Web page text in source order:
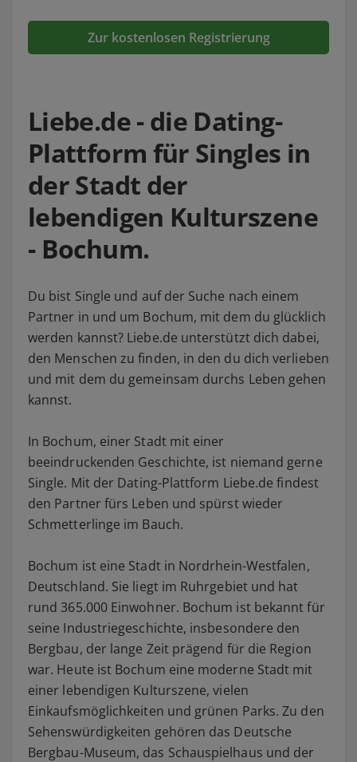
Zur kostenlosen Registrierung
Liebe.de - die Dating-
Plattform für Singles in
der Stadt der
lebendigen Kulturszene
- Bochum.
Du bist Single und auf der Suche nach einem
Partner in und um Bochum, mit dem du glücklich
werden kannst? Liebe.de unterstützt dich dabei,
den Menschen zu finden, in den du dich verlieben
und mit dem du gemeinsam durchs Leben gehen
kannst.
In Bochum, einer Stadt mit einer
beeindruckenden Geschichte, ist niemand gerne
Single. Mit der Dating-Plattform Liebe.de findest
den Partner fürs Leben und spürst wieder
Schmetterlinge im Bauch.
Bochum ist eine Stadt in Nordrhein-Westfalen,
Deutschland. Sie liegt im Ruhrgebiet und hat
rund 365.000 Einwohner. Bochum ist bekannt für
seine Industriegeschichte, insbesondere den
Bergbau, der lange Zeit prägend für die Region
war. Heute ist Bochum eine moderne Stadt mit
einer lebendigen Kulturszene, vielen
Einkaufsmöglichkeiten und grünen Parks. Zu den
Sehenswürdigkeiten gehören das Deutsche
Bergbau-Museum, das Schauspielhaus und der